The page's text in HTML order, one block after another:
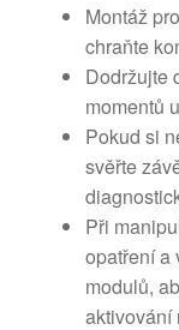
Montáž
chraňte
Dodržujte
momentů
Pokud si
svěřte
Při
opatření a
modulů,
aktivování